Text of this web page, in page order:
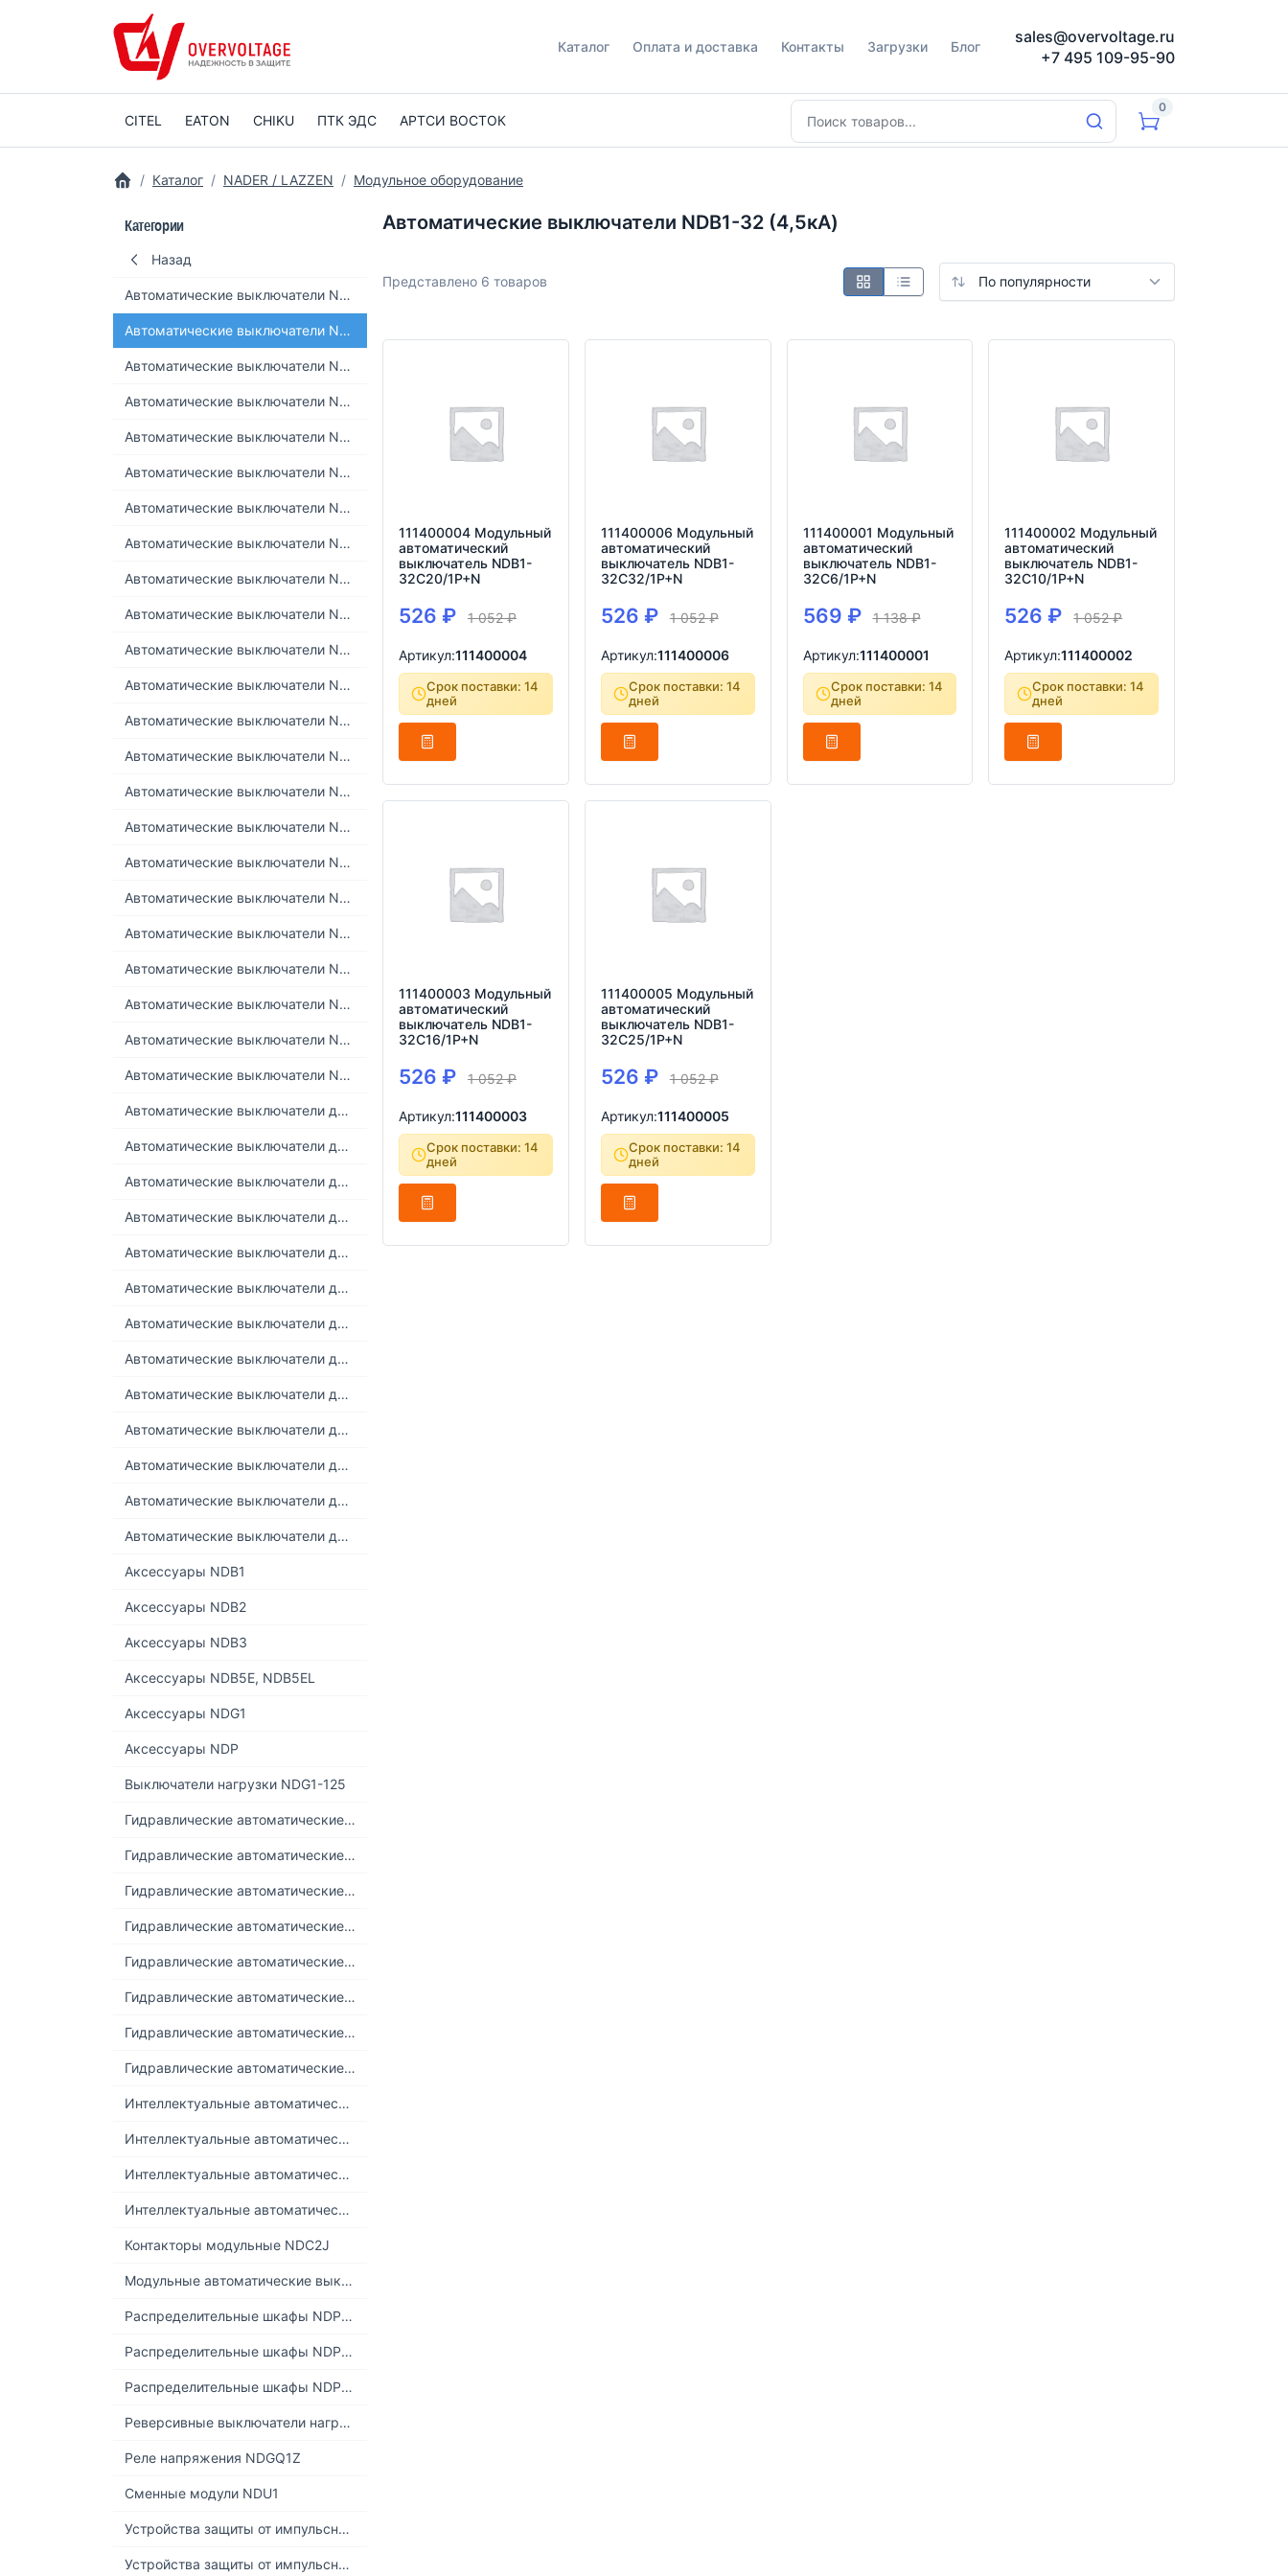
Каталог Оплата и доставка Контакты Загрузки Блог
sales@overvoltage.ru
+7 495 109-95-90
CITEL EATON CHIKU ПТК ЭДС АРТСИ ВОСТОК
0
Каталог NADER / LAZZEN Модульное оборудование
Категории
Назад
Автоматические выключатели NDB1-125 (10кА)
Автоматические выключатели NDB1-32 (4,5кА)
Автоматические выключатели NDB1-40 (6кА)
Автоматические выключатели NDB1-63 (6кА)
Автоматические выключатели NDB1PT-63 (6кА)
Автоматические выключатели NDB1T-63 (6кА)
Автоматические выключатели NDB1TS-63 (6кА)
Автоматические выключатели NDB1Z-63 DC (6кА 125V/1P)
Автоматические выключатели NDB2-40 (6кА)
Автоматические выключатели NDB2-63 (10кА)
Автоматические выключатели NDB2-63H (15кА)
Автоматические выключатели NDB2-63K (6кА)
Автоматические выключатели NDB2T-63 (10кА)
Автоматические выключатели NDB2TS (10кА)
Автоматические выключатели NDB2Z-63 DC (5..20кА 250V/1P)
Автоматические выключатели NDB2Z-63H (20кА)
Автоматические выключатели NDB2Z-63PV (5кА)
Автоматические выключатели NDB2ZB-63 (10кА)
Автоматические выключатели NDB2ZB-63H (20кА)
Автоматические выключатели NDB6-125 (15кА)
Автоматические выключатели NDB6A
Автоматические выключатели NDB6AZ
Автоматические выключатели NDB6Z-125 DC (6..15кА 300V/1P)
Автоматические выключатели дифференциального тока NDB1L-32 (4,5кА)
Автоматические выключатели дифференциального тока NDB1LE-100 (10кА)
Автоматические выключатели дифференциального тока NDB1LE-32 (4,5кА)
Автоматические выключатели дифференциального тока NDB1LE-40 (6кА)
Автоматические выключатели дифференциального тока NDB1LE-40Z (6кА) DC
Автоматические выключатели дифференциального тока NDB1LE-63 (6кА)
Автоматические выключатели дифференциального тока NDB1LE-63Z (6кА) DC
Автоматические выключатели дифференциального тока NDB1LG-32 (4,5кА)
Автоматические выключатели дифференциального тока NDB2LE-32 (6кА)
Автоматические выключатели дифференциального тока NDB2LE-40 (6кА)
Автоматические выключатели дифференциального тока NDB2LE-63 (10кА)
Автоматические выключатели дифференциального тока NDB2LM-40 (6кА) селективный
Автоматические выключатели дифференциального тока NDB2LM-63 (10кА) селективный
Аксессуары NDB1
Аксессуары NDB2
Аксессуары NDB3
Аксессуары NDB5E, NDB5EL
Аксессуары NDG1
Аксессуары NDP
Выключатели нагрузки NDG1-125
Гидравлические автоматические выключатели NDB3-100 (J2/J4/J6)
Гидравлические автоматические выключатели NDB3-100 (Z2/Z4/Z6)
Гидравлические автоматические выключатели NDB3-30 (J2/J4)
Гидравлические автоматические выключатели NDB3-30 (Z2/Z4)
Гидравлические автоматические выключатели NDB3-50 (J2/J4/J6)
Гидравлические автоматические выключатели NDB3-50 (Z2/Z4/Z6)
Гидравлические автоматические выключатели NDB5 (J2/J4/J6)
Гидравлические автоматические выключатели NDB5 (Z2/Z4/Z6)
Интеллектуальные автоматические выключатели NDB5E-40 (6кА)
Интеллектуальные автоматические выключатели NDB5E-80 (6кА)
Интеллектуальные автоматические выключатели дифференциального тока NDB5EL-40 (6кА)
Интеллектуальные автоматические выключатели дифференциального тока NDB5EL-80 (6кА)
Контакторы модульные NDC2J
Модульные автоматические выключатели NDB2-63U 25кА
Распределительные шкафы NDP1A
Распределительные шкафы NDP3A
Распределительные шкафы NDP3T
Реверсивные выключатели нагрузки NDG1+NCJ1
Реле напряжения NDGQ1Z
Сменные модули NDU1
Устройства защиты от импульсных перенапряжений NDU1
Устройства защиты от импульсных перенапряжений NDU1-I
Автоматические выключатели NDB1-32 (4,5кА)
Представлено 6 товаров
111400004 Модульный
автоматический
выключатель NDB1-
32C20/1P+N
526 ₽ 1 052₽
Артикул:111400004
Срок поставки: 14
дней
111400006 Модульный
автоматический
выключатель NDB1-
32C32/1P+N
526 ₽ 1 052₽
Артикул:111400006
Срок поставки: 14
дней
111400001 Модульный
автоматический
выключатель NDB1-
32C6/1P+N
569 ₽ 1 138₽
Артикул:111400001
Срок поставки: 14
дней
111400002 Модульный
автоматический
выключатель NDB1-
32C10/1P+N
526 ₽ 1 052₽
Артикул:111400002
Срок поставки: 14
дней
111400003 Модульный
автоматический
выключатель NDB1-
32C16/1P+N
526 ₽ 1 052₽
Артикул:111400003
Срок поставки: 14
дней
111400005 Модульный
автоматический
выключатель NDB1-
32C25/1P+N
526 ₽ 1 052₽
Артикул:111400005
Срок поставки: 14
дней